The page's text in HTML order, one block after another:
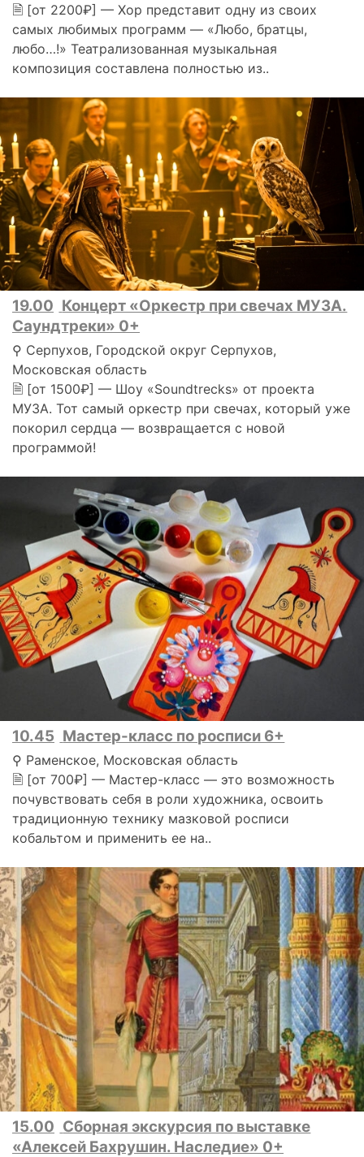
🗎 [от 2200₽] — Хор представит одну из своих
самых любимых программ — «Любо, братцы,
любо…!» Театрализованная музыкальная
композиция составлена полностью из..
19.00 Концерт «Оркестр при свечах МУЗА.
Саундтреки» 0+
⚲ Серпухов, Городской округ Серпухов,
Московская область
🗎 [от 1500₽] — Шоу «Soundtrecks» от проекта
МУЗА. Тот самый оркестр при свечах, который уже
покорил сердца — возвращается с новой
программой!
10.45 Мастер-класс по росписи 6+
⚲ Раменское, Московская область
🗎 [от 700₽] — Мастер-класс — это возможность
почувствовать себя в роли художника, освоить
традиционную технику мазковой росписи
кобальтом и применить ее на..
15.00 Сборная экскурсия по выставке
«Алексей Бахрушин. Наследие» 0+